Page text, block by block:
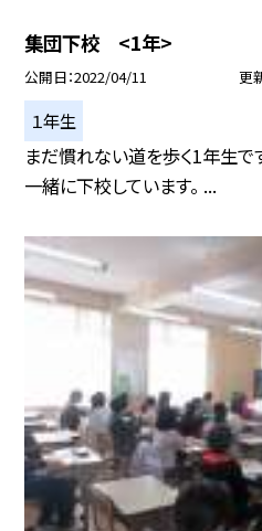
集団下校 <1年>
公開日 2022/04/11 更
１年生
まだ慣れない道を歩く1年生で
一緒に下校しています。 ...